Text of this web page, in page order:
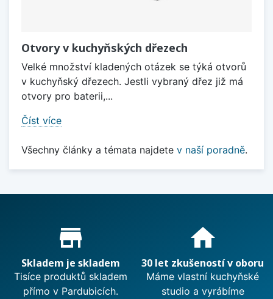
Otvory v kuchyňských dřezech
Velké množství kladených otázek se týká otvorů
v kuchyňský dřezech. Jestli vybraný dřez již má
otvory pro baterii,...
Číst více
Všechny články a témata najdete v naší poradně.
Proč nakupovat u nás?
store_mall_directory
Skladem je skladem
Tisíce produktů skladem
přímo v Pardubicích.
home
30 let zkušeností v oboru
Máme vlastní kuchyňské
studio a vyrábíme